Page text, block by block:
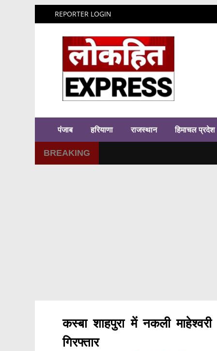
REPORTER LOGIN
पंजाब हरियाणा राजस्थान हिमाचल प्रदेश
BREAKING
कस्बा शाहपुरा में नकली
गिरफ्तार